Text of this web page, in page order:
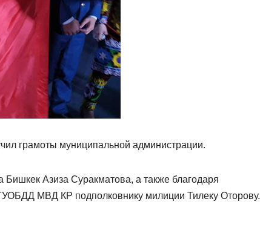
грамоты муниципальной администрации.
Азиза Суракматова, а также благодаря
МВД КР подполковнику милиции Тилеку Оторову.